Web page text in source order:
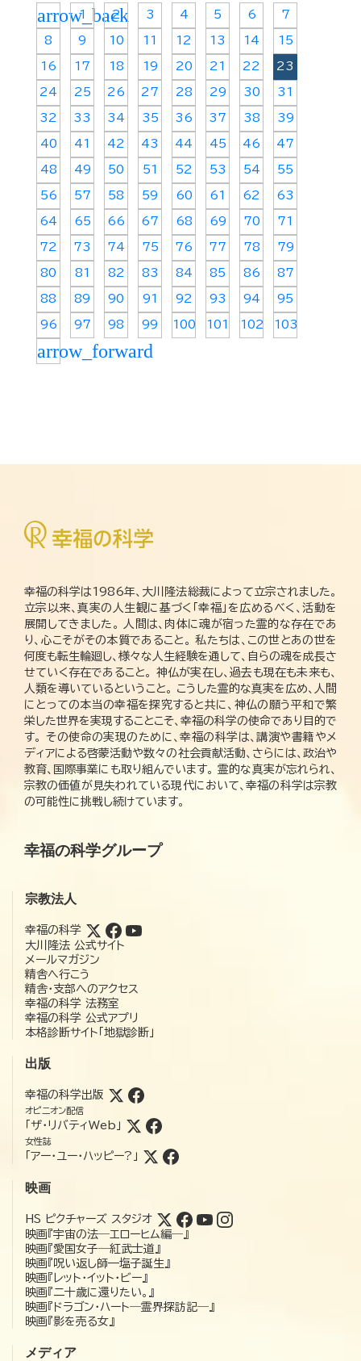
arrow_back
1 2 3 4 5 6 7
8 9 10 11 12 13 14 15
16 17 18 19 20 21 22 23
24 25 26 27 28 29 30 31
32 33 34 35 36 37 38 39
40 41 42 43 44 45 46 47
48 49 50 51 52 53 54 55
56 57 58 59 60 61 62 63
64 65 66 67 68 69 70 71
72 73 74 75 76 77 78 79
80 81 82 83 84 85 86 87
88 89 90 91 92 93 94 95
96 97 98 99 100 101 102 103
arrow_forward
幸福の科学は1986年、大川隆法総裁によって立宗されました。
立宗以来、真実の人生観に基づく「幸福」を広めるべく、活動を
展開してきました。 人間は、肉体に魂が宿った霊的な存在であ
り、心こそがその本質であること。 私たちは、この世とあの世を
何度も転生輪廻し、様々な人生経験を通して、自らの魂を成長さ
せていく存在であること。 神仏が実在し、過去も現在も未来も、
人類を導いているということ。 こうした霊的な真実を広め、人間
にとっての本当の幸福を探究すると共に、神仏の願う平和で繁
栄した世界を実現することこそ、幸福の科学の使命であり目的で
す。 その使命の実現のために、幸福の科学は、講演や書籍やメ
ディアによる啓蒙活動や数々の社会貢献活動、さらには、政治や
教育、国際事業にも取り組んでいます。 霊的な真実が忘れられ、
宗教の価値が見失われている現代において、幸福の科学は宗教
の可能性に挑戦し続けています。
幸福の科学グループ
宗教法人
幸福の科学
大川隆法 公式サイト
メールマガジン
精舎へ行こう
精舎・支部へのアクセス
幸福の科学 法務室
幸福の科学 公式アプリ
本格診断サイト「地獄診断」
出版
幸福の科学出版
オピニオン配信
「ザ・リバティWeb」
女性誌
「アー・ユー・ハッピー?」
映画
HS ピクチャーズ スタジオ
映画『宇宙の法―エローヒム編―』
映画『愛国女子―紅武士道』
映画『呪い返し師—塩子誕生』
映画『レット・イット・ビー』
映画『二十歳に還りたい。』
映画『ドラゴン・ハート―霊界探訪記―』
映画『影を売る女』
メディア